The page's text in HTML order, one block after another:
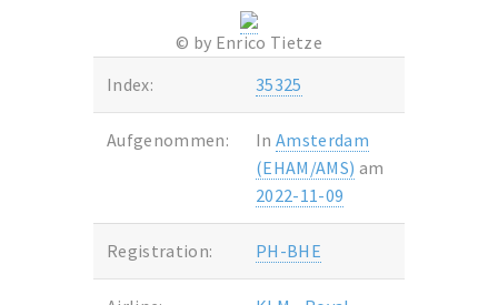
© by Enrico Tietze
Index:
35325
Aufgenommen: In Amsterdam
(EHAM/AMS) am
2022-11-09
Registration: PH-BHE